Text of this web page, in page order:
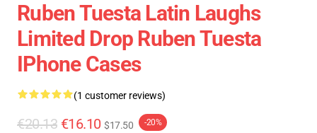
Ruben Tuesta Latin Laughs
Limited Drop Ruben Tuesta
IPhone Cases
(1 customer reviews)
€20.13 €16.10 $17.50 -20%